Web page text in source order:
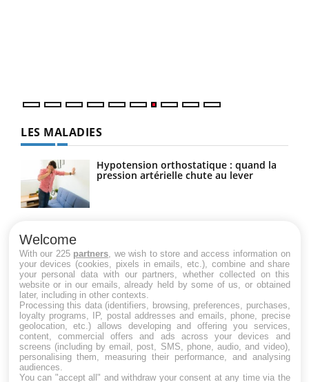
LES MALADIES
Hypotension orthostatique : quand la
pression artérielle chute au lever
Maladie de Charcot (Sclérose latérale
amyotrophique)
Welcome
With our 225 partners , we wish to store and access information on
your devices (cookies, pixels in emails, etc.), combine and share
your personal data with our partners, whether collected on this
website or in our emails, already held by some of us, or obtained
later, including in other contexts.
Processing this data (identifiers, browsing, preferences, purchases,
loyalty programs, IP, postal addresses and emails, phone, precise
geolocation, etc.) allows developing and offering you services,
content, commercial offers and ads across your devices and
screens (including by email, post, SMS, phone, audio, and video),
personalising them, measuring their performance, and analysing
audiences.
You can "accept all" and withdraw your consent at any time via the